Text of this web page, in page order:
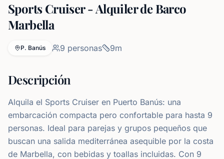
Sports Cruiser - Alquiler de Barco
Marbella
P. Banús 9 personas 9m
Descripción
Alquila el Sports Cruiser en Puerto Banús: una
embarcación compacta pero confortable para hasta 9
personas. Ideal para parejas y grupos pequeños que
buscan una salida mediterránea asequible por la costa
de Marbella, con bebidas y toallas incluidas. Con 9